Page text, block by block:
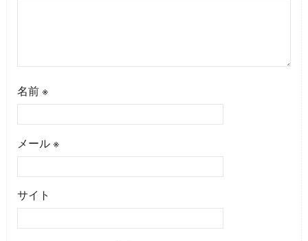
名前 ※
メール ※
サイト